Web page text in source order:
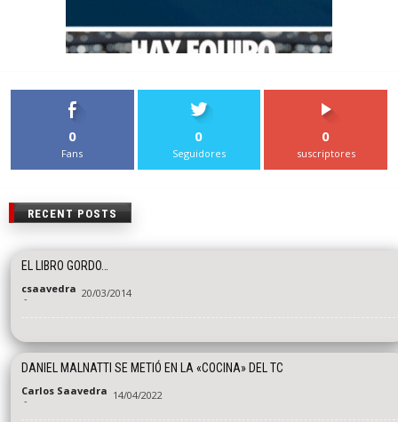
0
Fans
0
Seguidores
0
suscriptores
RECENT POSTS
EL LIBRO GORDO…
csaavedra
- 20/03/2014
DANIEL MALNATTI SE METIÓ EN LA «COCINA» DEL TC
Carlos Saavedra
- 14/04/2022